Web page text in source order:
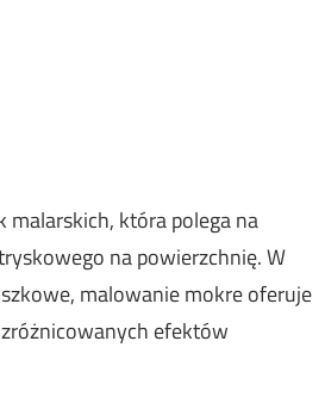
która polega na
na powierzchnię. W
malowanie mokreoferuje
efektów